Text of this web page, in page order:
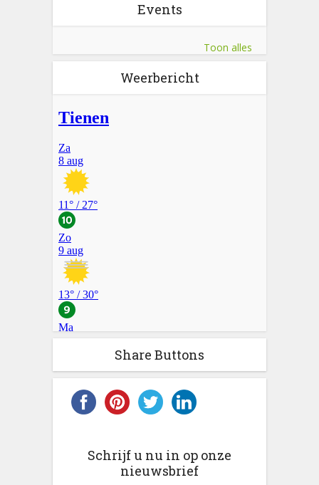
Events
Toon alles
Weerbericht
Share Buttons
Schrijf u nu in op onze
nieuwsbrief